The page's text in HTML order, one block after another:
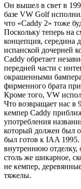
Он вышел в свет в
базе VW Golf
что «Caddy 2» тоже
Поскольку теперь на
концепция, середина
испанской дочерней
Caddy обретает
передней части с
окрашенными
фирменного брата
Кроме того, VW
Что возвращает нас в
кемпер Caddy
употребления
который должен был
был готов к IAA
внутреннюю отделку,
столь же шикарное,
не кемпер,
тяжелы.